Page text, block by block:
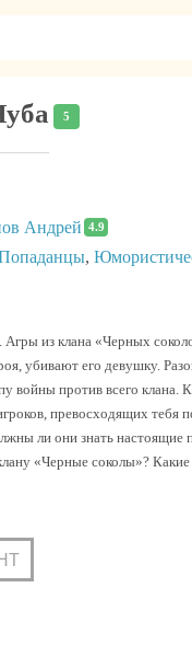
5
Андрей 4.9
,
Агры из клана «Черных
убивают его девушку.
войны против всего клана.
превосходящих тебя
ли они знать настоящие
«Черные соколы»?